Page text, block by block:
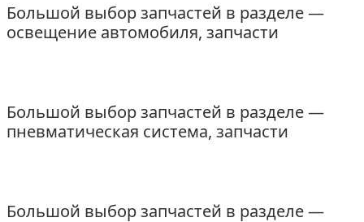
Большой выбор запчастей в разделе —
освещение автомобиля, запчасти
Большой выбор запчастей в разделе —
пневматическая система, запчасти
Большой выбор запчастей в разделе —